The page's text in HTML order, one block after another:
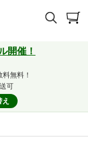
開催！
無料！
可